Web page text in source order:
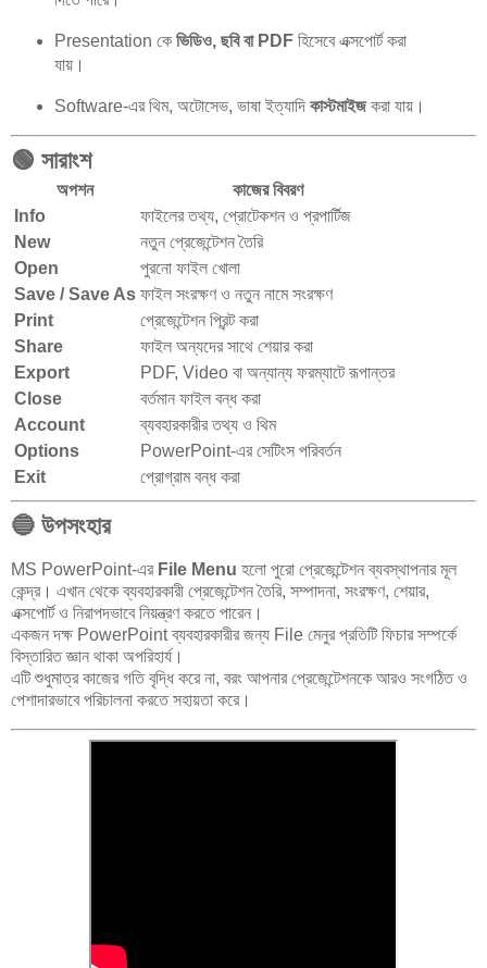
Presentation কে ভিডিও, ছবি বা PDFহিসেবে এক্সপোর্ট করা
যায়।
Software-এর থিম, অটোসেভ, ভাষা ইত্যাদি কাস্টমাইজকরা যায়।
🟢 সারাংশ
অপশন
কাজের বিবরণ
Info
ফাইলের তথ্য, প্রোটেকশন ও প্রপার্টিজ
New
নতুন প্রেজেন্টেশন তৈরি
Open
পুরনো ফাইল খোলা
Save / Save As ফাইল সংরক্ষণ ও নতুন নামে সংরক্ষণ
Print
প্রেজেন্টেশন প্রিন্ট করা
Share
ফাইল অন্যদের সাথে শেয়ার করা
Export
PDF, Video বা অন্যান্য ফরম্যাটে রূপান্তর
Close
বর্তমান ফাইল বন্ধ করা
Account
ব্যবহারকারীর তথ্য ও থিম
Options
PowerPoint-এর সেটিংস পরিবর্তন
Exit
প্রোগ্রাম বন্ধ করা
🔵 উপসংহার
MS PowerPoint-এর File Menu হলো পুরো প্রেজেন্টেশন ব্যবস্থাপনার মূল
কেন্দ্র। এখান থেকে ব্যবহারকারী প্রেজেন্টেশন তৈরি, সম্পাদনা, সংরক্ষণ, শেয়ার,
এক্সপোর্ট ও নিরাপদভাবে নিয়ন্ত্রণ করতে পারেন।
একজন দক্ষ PowerPoint ব্যবহারকারীর জন্য File মেনুর প্রতিটি ফিচার সম্পর্কে
বিস্তারিত জ্ঞান থাকা অপরিহার্য।
এটি শুধুমাত্র কাজের গতি বৃদ্ধি করে না, বরং আপনার প্রেজেন্টেশনকে আরও সংগঠিত ও
পেশাদারভাবে পরিচালনা করতে সহায়তা করে।